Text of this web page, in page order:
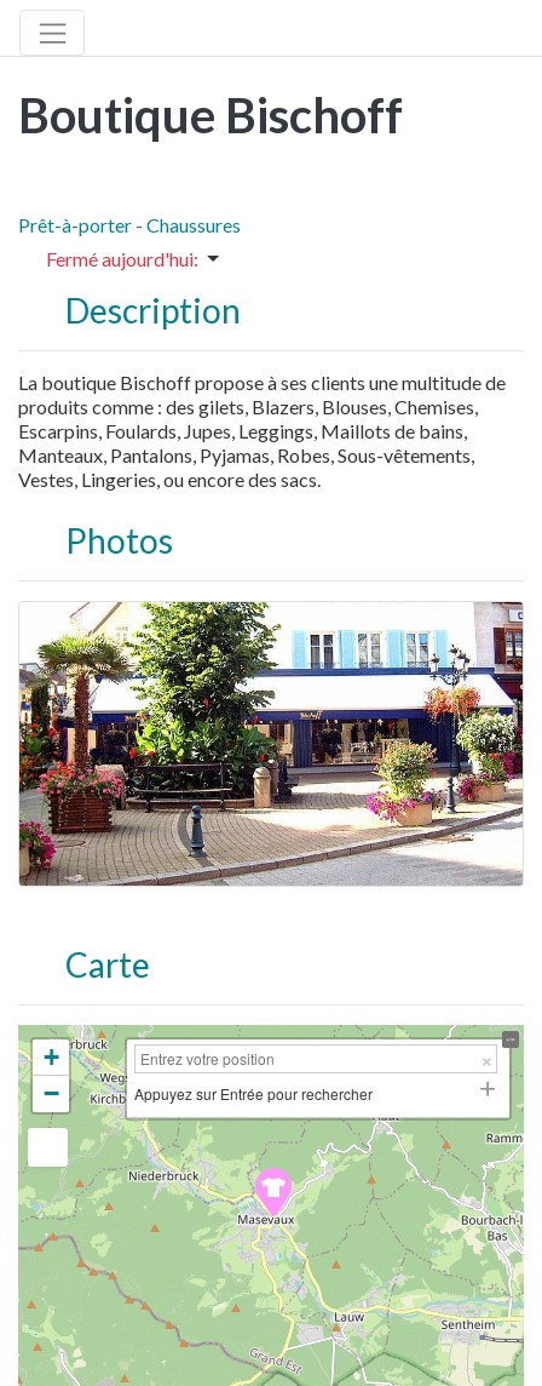
Boutique Bischoff
Prêt-à-porter - Chaussures
Fermé aujourd'hui:
Description
La boutique Bischoff propose à ses clients une multitude de
produits comme : des gilets, Blazers, Blouses, Chemises,
Escarpins, Foulards, Jupes, Leggings, Maillots de bains,
Manteaux, Pantalons, Pyjamas, Robes, Sous-vêtements,
Vestes, Lingeries, ou encore des sacs.
Photos
Carte
+
−
Appuyez sur Entrée pour rechercher